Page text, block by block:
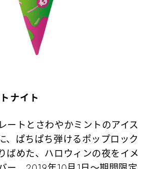
ナイト
ートとさわやかミントのアイス
、ぱちぱち弾けるポップロック
ばめた、ハロウィンの夜をイメ